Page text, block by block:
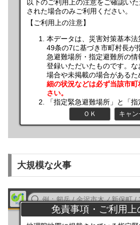
大規模な火事